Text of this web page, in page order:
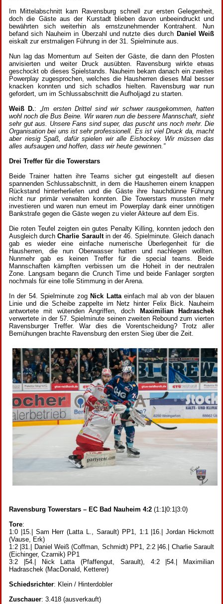
Im Mittelabschnitt kam Ravensburg schnell zur ersten Gelegenheit,
doch die Gäste aus der Kurstadt blieben davon unbeeindruckt und
bewährten sich weiterhin als ernstzunehmender Kontrahent. Nun
befand sich Nauheim in Überzahl und nutzte dies durch Daniel Weiß
eiskalt zur erstmaligen Führung in der 31. Spielminute aus.
Nun lag das Momentum auf Seiten der Gäste, die dann den Pfosten
anvisierten und weiter Druck ausübten. Ravensburg wirkte etwas
geschockt ob dieses Spielstands. Nauheim bekam danach ein zweites
Powerplay zugesprochen, welches die Hausherren dieses Mal besser
knacken konnten und sich schadlos hielten. Ravensburg war nun
gefordert, um im Schlussabschnitt die Aufholjagd zu starten.
Weiß D.: „Im ersten Drittel sind wir schwer rausgekommen, hatten
wohl noch die Bus Beine. Wir waren nun die bessere Mannschaft, sieht
sehr gut aus. Unsere Fans sind super, das puscht uns noch mehr. Die
Organisation bei uns ist sehr professionell. Es ist viel Druck da, macht
aber riesig Spaß, dafür spielen wir alle Eishockey. Wir müssen das
alles aufsaugen und hoffen, dass wir heute gewinnen.”
Drei Treffer für die Towerstars
Beide Trainer hatten ihre Teams sicher gut eingestellt auf diesen
spannenden Schlussabschnitt, in dem die Hausherren einem knappen
Rückstand hinterherliefen und die Gäste ihre hauchdünne Führung
nicht nur primär verwalten konnten. Die Towerstars mussten mehr
investieren und waren nun erneut im Powerplay dank einer unnötigen
Bankstrafe gegen die Gäste wegen zu vieler Akteure auf dem Eis.
Die roten Teufel zeigten ein gutes Penalty Killing, konnten jedoch den
Ausgleich durchCharlie Saraultin der 46. Spielminute. Gleich danach
gab es wieder eine einfache numerische Überlegenheit für die
Hausherren, die nun Oberwasser hatten und nachlegen wollten.
Nunmehr gab es keinen Treffer für die special teams. Beide
Mannschaften kämpften verbissen um die Hoheit in der neutralen
Zone. Langsam begann die Crunch Time und beide Fanlager sorgten
nochmals für eine tolle Stimmung in der Arena.
In der 54. Spielminute zog Nick Lattaeinfach mal ab von der blauen
Linie und die Scheibe zappelte im Netz hinter Felix Bick. Nauheim
antwortete mit wütenden Angriffen, doch
Maximilian
Hadraschek
verwertete in der 57. Spielminute seinen zweiten Rebound zum vierten
Ravensburger Treffer. War dies die Vorentscheidung? Trotz aller
Bemühungen brachte Ravensburg den ersten Sieg über die Zeit.
Ravensburg Towerstars – EC Bad Nauheim 4:2 (1:1|0:1|3:0)
Tore:
1:0 |15.| Sam Herr (Latta L., Sarault) PP1, 1:1 |16.| Jordan Hickmott
(Vause, Erk)
1:2 |31.| Daniel Weiß (Coffman, Schmidt) PP1, 2:2 |46.| Charlie Sarault
(Eichinger, Czarnik) PP1
3:2 |54.| Nick Latta (Pfaffengut, Sarault), 4:2 |54.| Maximilian
Hadraschek (MacDonald, Ketterer)
Schiedsrichter: Klein / Hinterdobler
Zuschauer: 3.418 (ausverkauft)